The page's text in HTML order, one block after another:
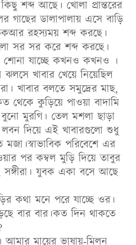
শব্দ আছে। খোলা প্রান্তরের
গাছের ডালাপালায় এসে বাড়ি
রহস্যময় শব্দ করছে।
সর সর করে শব্দ করছে।
শোনা যাচ্ছে কখনও কখনও ।
খাবার খেয়ে নিয়েছিল
খাবার বলতে সমুদ্রের মাছ,
থেকে কুড়িয়ে পাওয়া বাদামি
মুরগি। তেল মশলা ছাড়া
দিয়ে এই খাবারগুলো শুধু
মজা।স্বাভাবিক পরিবেশে এর
পর কম্বল মুড়ি দিয়ে তাবুর
যুবক একা বসে আছে
কথা মনে পরে যাচ্ছে ওর।
বার বার।কত দিন থাকতে
মায়ের ভাষায়-মিলন